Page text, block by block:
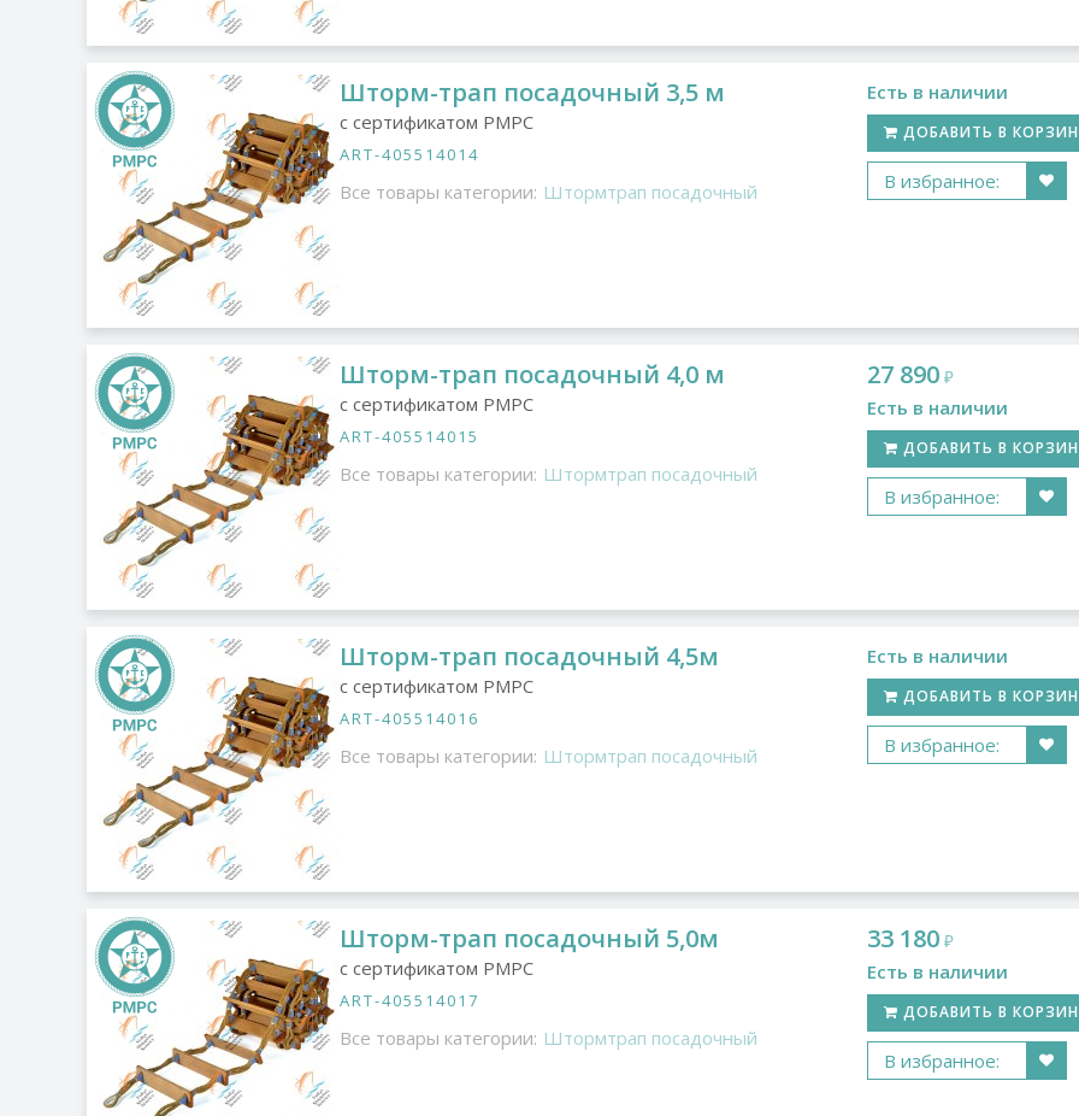
Есть в наличии
ДОБАВИТЬ В
В избранное:
Шторм-трап посадочный 3,5 м
с сертификатом РМРС
ART-405514014
Все товары категории: Штормтрап посадочный
27 890 ₽
Есть в наличии
ДОБАВИТЬ В
В избранное:
Шторм-трап посадочный 4,0 м
с сертификатом РМРС
ART-405514015
Все товары категории: Штормтрап посадочный
Есть в наличии
ДОБАВИТЬ В
В избранное:
Шторм-трап посадочный 4,5м
с сертификатом РМРС
ART-405514016
Все товары категории: Штормтрап посадочный
33 180 ₽
Есть в наличии
ДОБАВИТЬ В
В избранное:
Шторм-трап посадочный 5,0м
с сертификатом РМРС
ART-405514017
Все товары категории: Штормтрап посадочный